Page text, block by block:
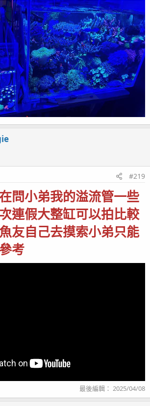
看煩惱忘光光
#219
問小弟我的溢流管一些
連假大整缸可以拍比較
友自己去摸索小弟只能
考
最後編輯： 2025/04/08